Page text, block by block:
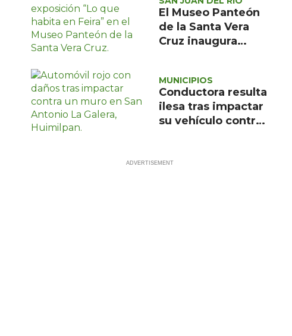
descartó riesgos
El Museo Panteón
de la Santa Vera
Cruz inaugura
de la Feira
MUNICIPIOS
Conductora resulta
ilesa tras impactar
su vehículo contra